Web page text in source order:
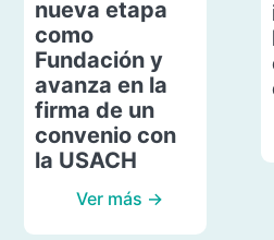
nueva etapa
como
Fundación y
avanza en la
firma de un
convenio con
la USACH
Ver más →